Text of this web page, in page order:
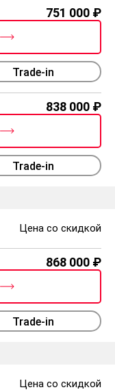
751 000
Trade-in
838 000
Trade-in
Цена со скидкой
868 000
Trade-in
Цена со скидкой